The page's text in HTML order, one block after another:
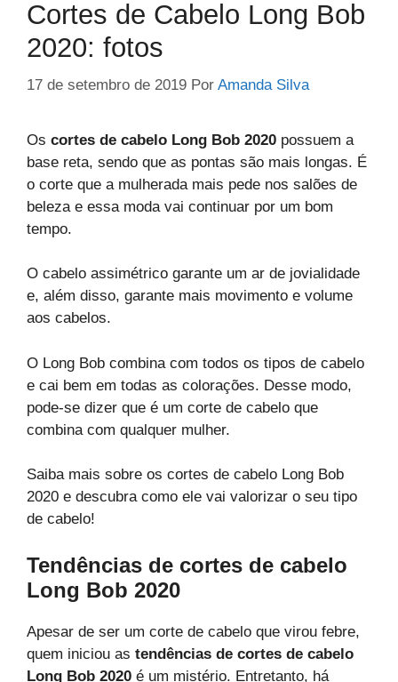
Cortes de Cabelo Long Bob
2020: fotos
17 de setembro de 2019 Por Amanda Silva
Os cortes de cabelo Long Bob 2020 possuem a
base reta, sendo que as pontas são mais longas. É
o corte que a mulherada mais pede nos salões de
beleza e essa moda vai continuar por um bom
tempo.
O cabelo assimétrico garante um ar de jovialidade
e, além disso, garante mais movimento e volume
aos cabelos.
O Long Bob combina com todos os tipos de cabelo
e cai bem em todas as colorações. Desse modo,
pode-se dizer que é um corte de cabelo que
combina com qualquer mulher.
Saiba mais sobre os cortes de cabelo Long Bob
2020 e descubra como ele vai valorizar o seu tipo
de cabelo!
Tendências de cortes de cabelo
Long Bob 2020
Apesar de ser um corte de cabelo que virou febre,
quem iniciou as tendências de cortes de cabelo
Long Bob 2020 é um mistério. Entretanto, há